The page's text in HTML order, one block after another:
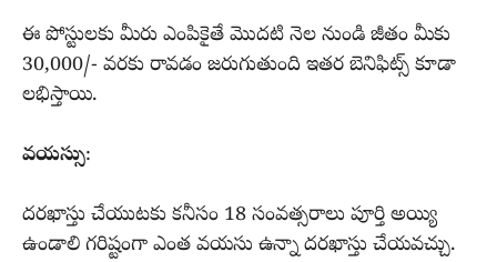
ఈ పోస్టులకు మీరు ఎంపికైతే మొదటి నెల నుండి జీతం మీకు
30,000/- వరకు రావడం జరుగుతుంది ఇతర బెనిఫిట్స్ కూడా
లభిస్తాయి.
వయస్సు:
దరఖాస్తు చేయుటకు కనీసం 18 సంవత్సరాలు పూర్తి అయ్యి
ఉండాలి గరిష్టంగా ఎంత వయసు ఉన్నా దరఖాస్తు చేయవచ్చు.